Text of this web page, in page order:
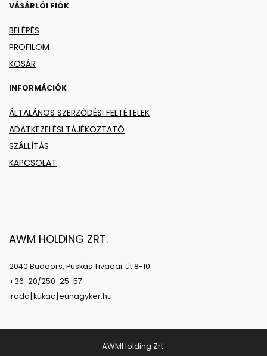
VÁSÁRLÓI FIÓK
BELÉPÉS
PROFILOM
KOSÁR
INFORMÁCIÓK
ÁLTALÁNOS SZERZŐDÉSI FELTÉTELEK
ADATKEZELÉSI TÁJÉKOZTATÓ
SZÁLLÍTÁS
KAPCSOLAT
AWM HOLDING ZRT.
2040 Budaörs, Puskás Tivadar út 8-10.
+36-20/250-25-57
iroda[kukac]eunagyker.hu
AWMHolding Zrt.